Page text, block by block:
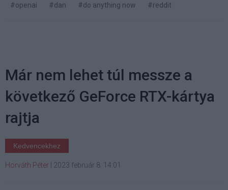
#openai
#dan #do anything now #reddit
Már nem lehet túl messze a
következő GeForce RTX-kártya
rajtja
Kedvencekhez
Horváth Péter 2023 február 8. 14:01